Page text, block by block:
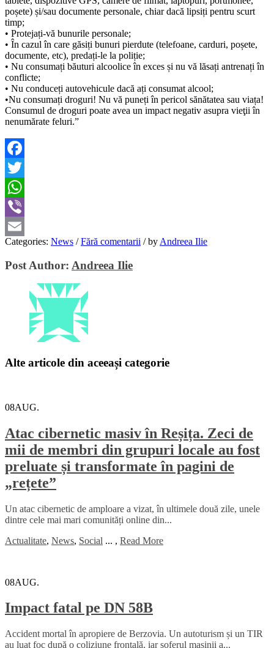
poșete) și/sau documente personale, chiar dacă lipsiți pentru scurt
timp;
• Protejați-vă bunurile personale;
• În cazul în care găsiți bunuri pierdute (telefoane, carduri, poșete,
documente, etc), predați-le la poliție;
• Nu consumați băuturi alcoolice în exces și nu vă lăsați antrenați în
conflicte;
• Nu conduceți autovehicule dacă ați consumat alcool;
•Nu consumați droguri! Nu vă puneți în pericol sănătatea sau viața!
Consumul de droguri poate avea un impact negativ asupra vieţii în
nenumărate feluri.”
Facebook
Twitter
WhatsApp
Viber
Email
Categories: News / Fără comentarii /by Andreea Ilie
Post Author: Andreea Ilie
Alte articole din aceeași categorie
08AUG.
Atac cibernetic masiv în Reșița. Zeci de
mii de membri din grupuri locale au fost
preluate și transformate în pagini de
„rețete”
Un atac cibernetic de amploare a vizat, în ultimele două zile, unele
dintre cele mai mari comunități online din...
Actualitate, News, Social ... , Read More
08AUG.
Impact fatal pe DN 58B
Accident mortal în apropiere de Berzovia. Un autoturism și un TIR
au luat foc după o coliziune frontală, iar șoferul mașinii a...